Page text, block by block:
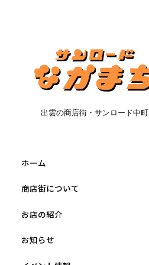
出雲の商店街・サンロード中町
ホーム
商店街について
お店の紹介
お知らせ